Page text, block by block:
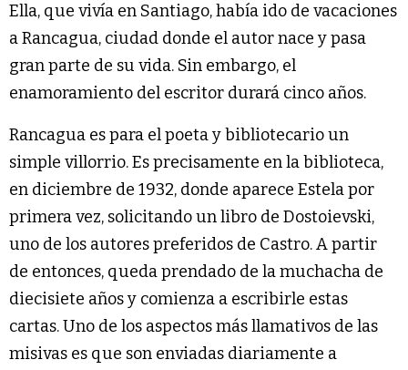
Ella, que vivía en Santiago, había ido de vacaciones
a Rancagua, ciudad donde el autor nace y pasa
gran parte de su vida. Sin embargo, el
enamoramiento del escritor durará cinco años.
Rancagua es para el poeta y bibliotecario un
simple villorrio. Es precisamente en la biblioteca,
en diciembre de 1932, donde aparece Estela por
primera vez, solicitando un libro de Dostoievski,
uno de los autores preferidos de Castro. A partir
de entonces, queda prendado de la muchacha de
diecisiete años y comienza a escribirle estas
cartas. Uno de los aspectos más llamativos de las
misivas es que son enviadas diariamente a